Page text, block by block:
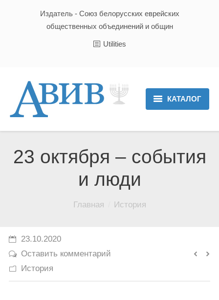
Издатель - Союз белорусских еврейских
общественных объединений и общин
Utilities
КАТАЛОГ
Новости
Культура и Традиции
Юмор
23 октября – события
и люди
Главная История
23.10.2020
Оставить комментарий
История